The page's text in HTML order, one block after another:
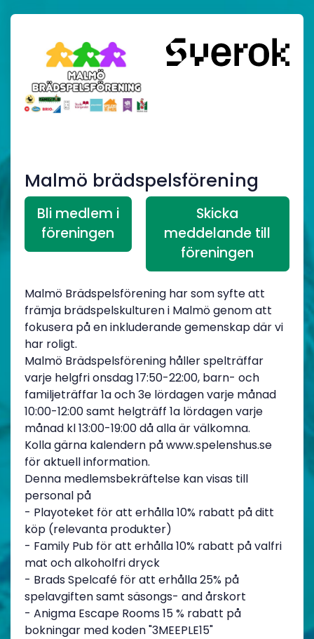
Malmö brädspelsförening
Bli medlem i
föreningen
Skicka
meddelande till
föreningen
Malmö Brädspelsförening har som syfte att
främja brädspelskulturen i Malmö genom att
fokusera på en inkluderande gemenskap där vi
har roligt.
Malmö Brädspelsförening håller spelträffar
varje helgfri onsdag 17:50-22:00, barn- och
familjeträffar 1a och 3e lördagen varje månad
10:00-12:00 samt helgträff 1a lördagen varje
månad kl 13:00-19:00 då alla är välkomna.
Kolla gärna kalendern på www.spelenshus.se
för aktuell information.
Denna medlemsbekräftelse kan visas till
personal på
- Playoteket för att erhålla 10% rabatt på ditt
köp (relevanta produkter)
- Family Pub för att erhålla 10% rabatt på valfri
mat och alkoholfri dryck
- Brads Spelcafé för att erhålla 25% på
spelavgiften samt säsongs- and årskort
- Anigma Escape Rooms 15 % rabatt på
bokningar med koden "3MEEPLE15"